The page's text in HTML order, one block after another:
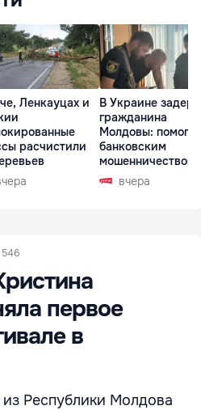
Ленкауцах и
расчистили
В Украине
гражданина
Молдовы:
банковским
мошенничеством
Чехиивчера
546
первое
в
из Республики Молдова